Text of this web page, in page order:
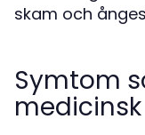
skam och
Symtom